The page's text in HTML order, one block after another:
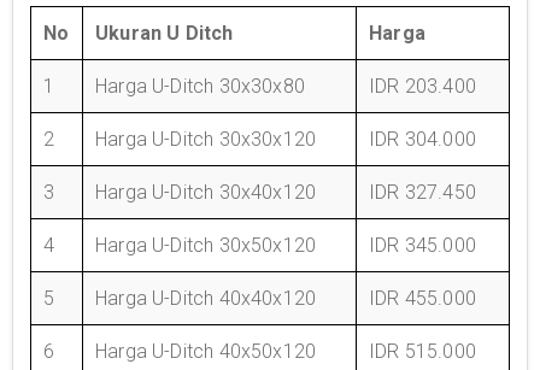
No Ukuran U Ditch Harga
1 Harga U-Ditch 30x30x80 IDR 203.400
2 Harga U-Ditch 30x30x120 IDR 304.000
3 Harga U-Ditch 30x40x120 IDR 327.450
4 Harga U-Ditch 30x50x120 IDR 345.000
5 Harga U-Ditch 40x40x120 IDR 455.000
6 Harga U-Ditch 40x50x120 IDR 515.000